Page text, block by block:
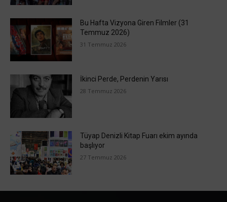
Bu Hafta Vizyona Giren Filmler (31
Temmuz 2026)
31 Temmuz 2026
İkinci Perde, Perdenin Yarısı
28 Temmuz 2026
Tüyap Denizli Kitap Fuarı ekim ayında
başlıyor
27 Temmuz 2026